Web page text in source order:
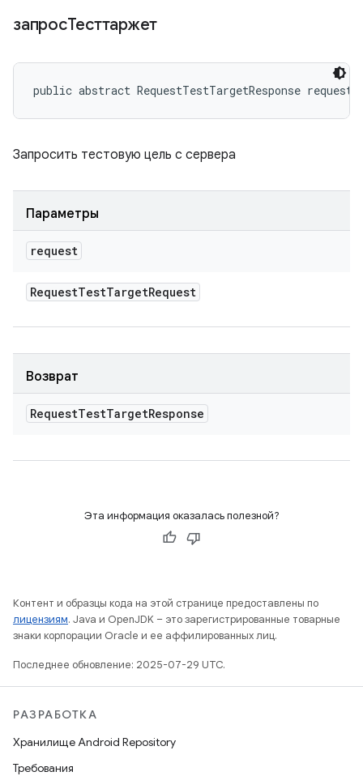
запросТесттаржет
public abstract RequestTestTargetResponse
Запросить тестовую цель с сервера
Параметры
request
RequestTestTargetRequest
Возврат
RequestTestTargetResponse
Эта информация оказалась полезной?
Контент и образцы кода на этой странице предоставлены по
лицензиям. Java и OpenJDK – это зарегистрированные товарные
знаки корпорации Oracle и ее аффилированных лиц.
Последнее обновление: 2025-07-29 UTC.
РАЗРАБОТКА
Хранилище Android Repository
Требования